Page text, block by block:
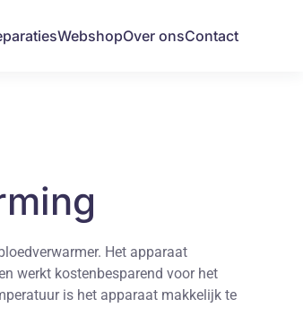
WebshopOver onsContact
Het apparaat
werkt kostenbesparend voor het
is het apparaat makkelijk te